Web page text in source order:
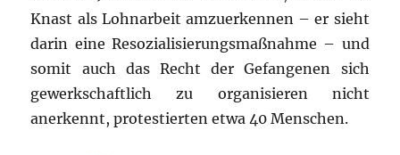
Knast als Lohnarbeit amzuerkennen – er sieht
darin eine Resozialisierungsmaßnahme – und
somit auch das Recht der Gefangenen sich
gewerkschaftlich zu organisieren nicht
anerkennt, protestierten etwa 40 Menschen.